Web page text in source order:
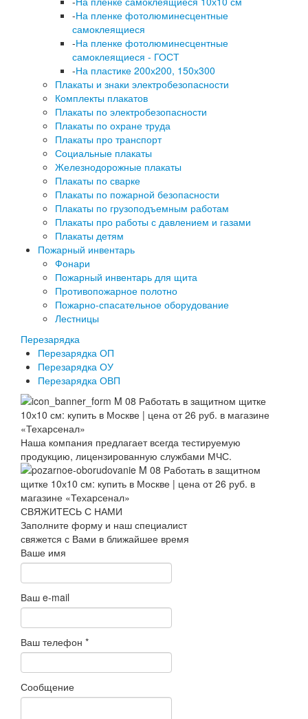
-На пленке фотолюминесцентные
самоклеящиеся
-На пленке фотолюминесцентные
самоклеящиеся - ГОСТ
-На пластике 200х200, 150х300
Плакаты и знаки электробезопасности
Комплекты плакатов
Плакаты по электробезопасности
Плакаты по охране труда
Плакаты про транспорт
Социальные плакаты
Железнодорожные плакаты
Плакаты по сварке
Плакаты по пожарной безопасности
Плакаты по грузоподъемным работам
Плакаты про работы с давлением и газами
Плакаты детям
Пожарный инвентарь
Фонари
Пожарный инвентарь для щита
Противопожарное полотно
Пожарно-спасательное оборудование
Лестницы
Перезарядка
Перезарядка ОП
Перезарядка ОУ
Перезарядка ОВП
Наша компания предлагает всегда тестируемую
продукцию, лицензированную службами МЧС.
СВЯЖИТЕСЬ С НАМИ
Заполните форму и наш специалист
свяжется с Вами в ближайшее время
Ваше имя
Ваш e-mail
Ваш телефон *
Сообщение